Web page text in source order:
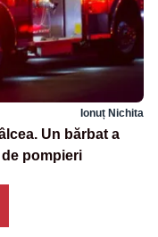
Ionuț Nichita
Un bărbat a
pompieri